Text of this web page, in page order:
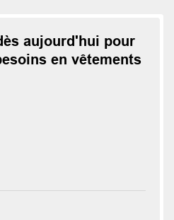
aujourd'hui pour
en vêtements